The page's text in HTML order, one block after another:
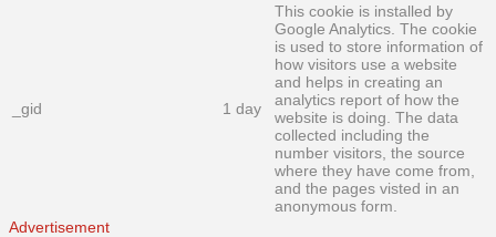
_gid 1 day
This cookie is installed by
Google Analytics. The cookie
is used to store information of
how visitors use a website
and helps in creating an
analytics report of how the
website is doing. The data
collected including the
number visitors, the source
where they have come from,
and the pages visted in an
anonymous form.
Advertisement